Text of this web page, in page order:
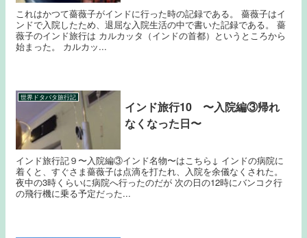
これはかつて薔薇子がインドに行った時の記録である。 薔薇子はイ
ンドで入院したため、退屈な入院生活の中で書いた記録である。 薔
薇子のインド旅行は カルカッタ（インドの首都）というところから
始まった。 カルカッ...
世界ドタバタ旅行記
インド旅行10 〜入院編③帰れ
なくなった日〜
インド旅行記９〜入院編③インド名物〜はこちら↓ インドの病院に
着くと、すぐさま薔薇子は点滴を打たれ、入院を余儀なくされた。
夜中の3時くらいに病院へ行ったのだが 次の日の12時にバンコク行
の飛行機に乗る予定だった...